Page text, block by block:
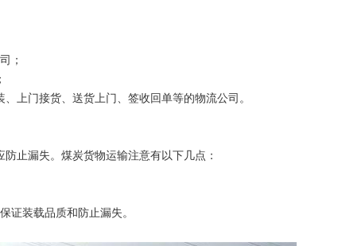
；
上门接货、送货上门、签收回单等的物流公司。
止漏失。煤炭货物运输注意有以下几点：
证装载品质和防止漏失。